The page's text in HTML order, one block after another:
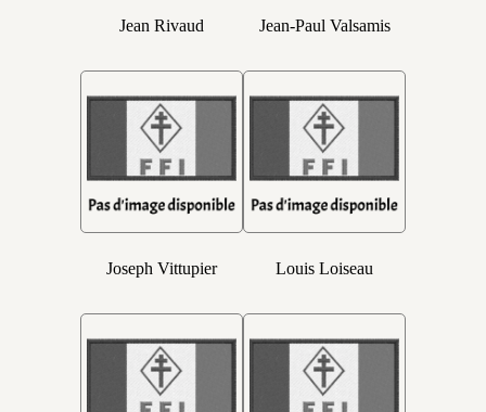
Jean Rivaud Jean-Paul Valsamis
Joseph Vittupier Louis Loiseau